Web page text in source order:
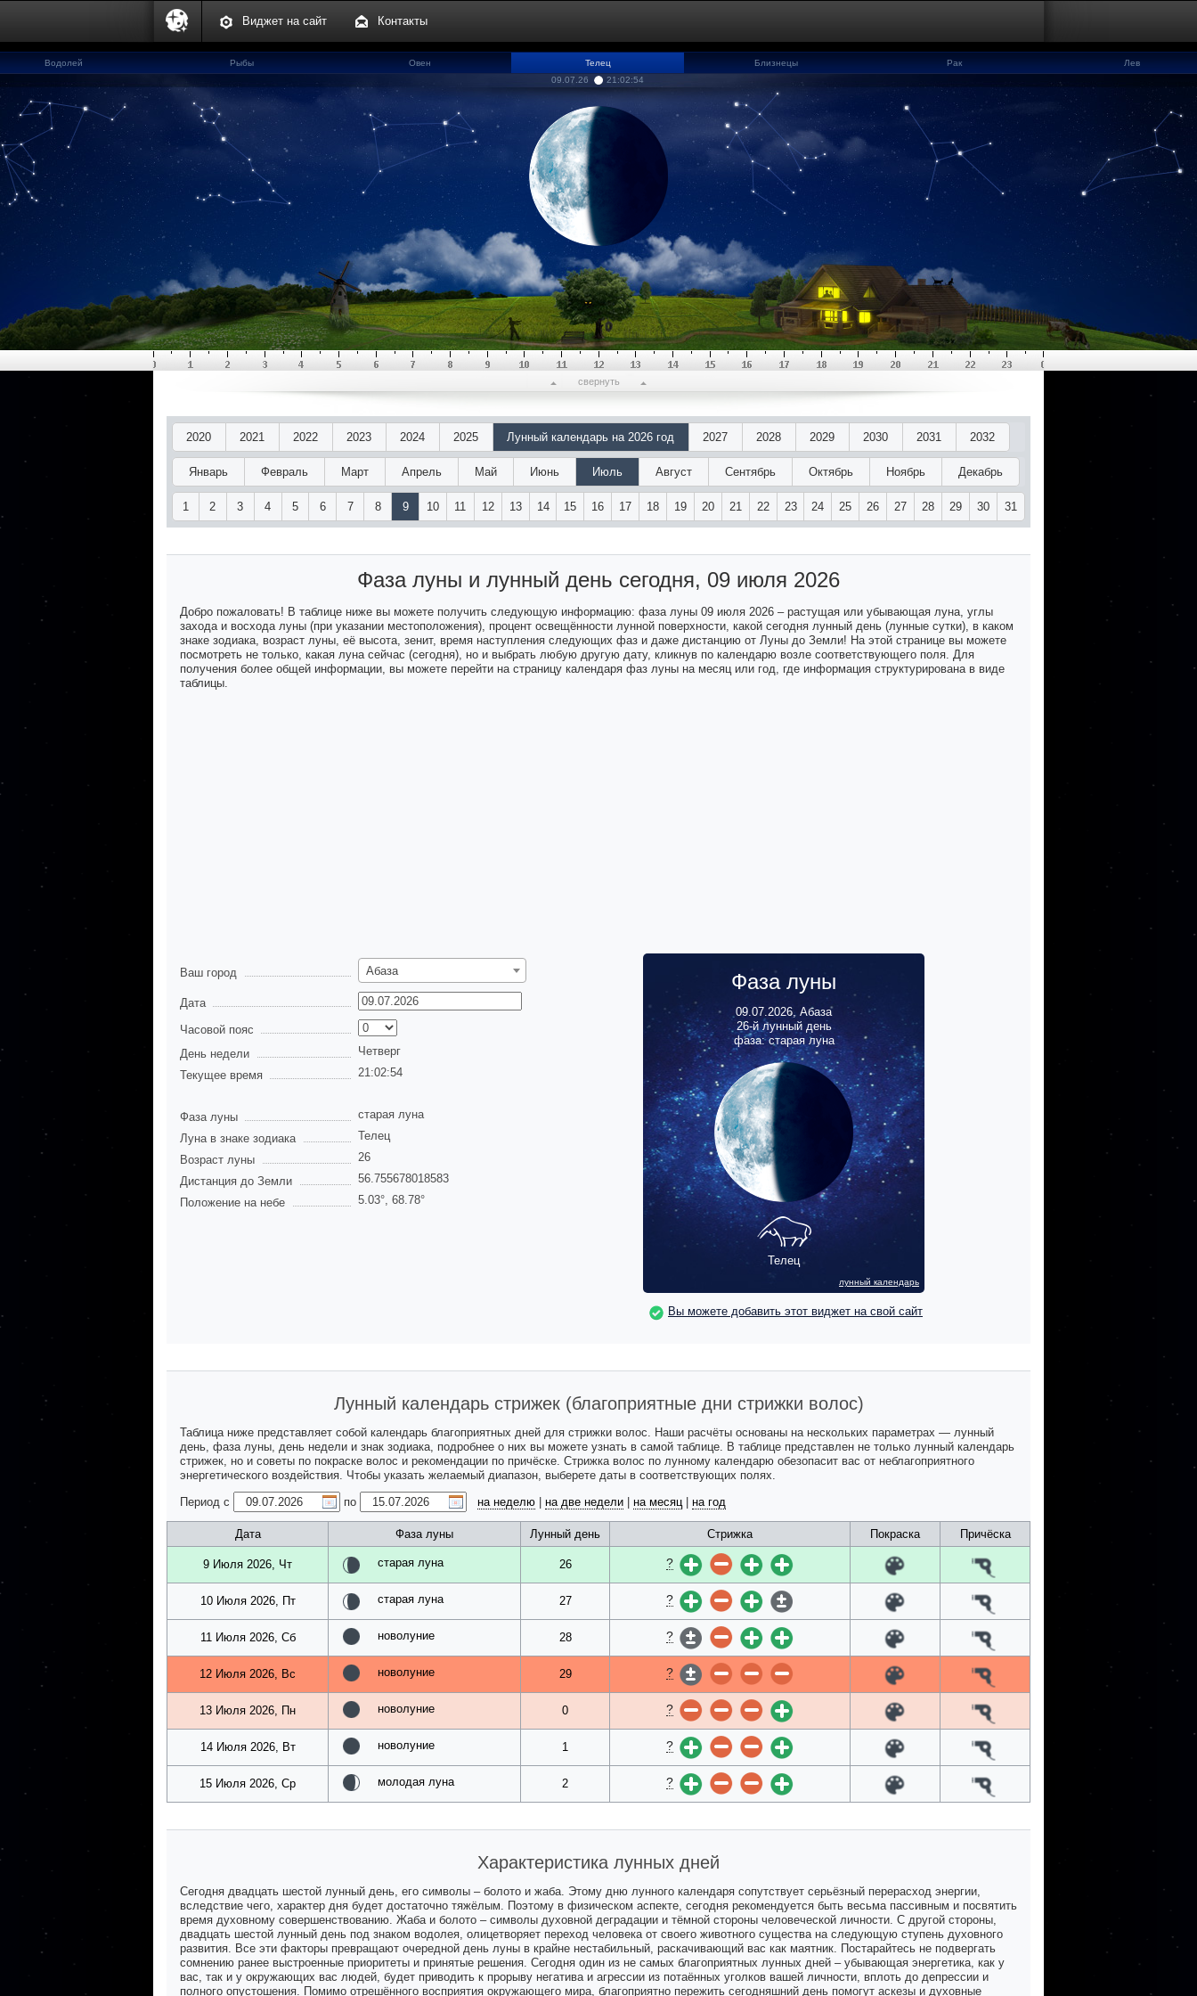
Виджет на сайт Контакты
Водолей Рыбы Овен
Телец
09.07.26
21:02:55
Близнецы Рак Лев
свернуть
2020 2021 2022 2023 2024 2025 Лунный календарь на 2026 год 2027 2028 2029 2030 2031 2032
Январь Февраль Март Апрель Май Июнь Июль Август Сентябрь Октябрь Ноябрь Декабрь
1 2 3 4 5 6 7 8 9 10 11 12 13 14 15 16 17 18 19 20 21 22 23 24 25 26 27 28 29 30 31
Фаза луны и лунный день сегодня, 09 июля 2026
Добро пожаловать! В таблице ниже вы можете получить следующую информацию: фаза луны 09 июля 2026 – растущая или убывающая луна, углы
захода и восхода луны (при указании местоположения), процент освещённости лунной поверхности, какой сегодня лунный день (лунные сутки), в каком
знаке зодиака, возраст луны, её высота, зенит, время наступления следующих фаз и даже дистанцию от Луны до Земли! На этой странице вы можете
посмотреть не только, какая луна сейчас (сегодня), но и выбрать любую другую дату, кликнув по календарю возле соответствующего поля. Для
получения более общей информации, вы можете перейти на страницу календаря фаз луны на месяц или год, где информация структурирована в виде
таблицы.
Ваш город Абаза
Дата
Часовой пояс
День недели
Четверг
Текущее время
21:02:55
Фаза луны
старая луна
Луна в знаке зодиака
Телец
Возраст луны
26
Дистанция до Земли
56.755678018583
Положение на небе
5.03°, 68.78°
Фаза луны
09.07.2026, Абаза
26-й лунный день
фаза: старая луна
Телец
лунный календарь
Вы можете добавить этот виджет на свой сайт
Лунный календарь стрижек (благоприятные дни стрижки волос)
Таблица ниже представляет собой календарь благоприятных дней для стрижки волос. Наши расчёты основаны на нескольких параметрах — лунный
день, фаза луны, день недели и знак зодиака, подробнее о них вы можете узнать в самой таблице. В таблице представлен не только лунный календарь
стрижек, но и советы по покраске волос и рекомендации по причёске. Стрижка волос по лунному календарю обезопасит вас от неблагоприятного
энергетического воздействия. Чтобы указать желаемый диапазон, выберете даты в соответствующих полях.
Период с
по на неделю на две недели на месяц| на год
Дата Фаза луны Лунный день Стрижка Покраска Причёска
9 Июля 2026, Чт старая луна 26 ?
10 Июля 2026, Пт старая луна 27 ?
11 Июля 2026, Сб новолуние 28 ?
12 Июля 2026, Вс новолуние 29 ?
13 Июля 2026, Пн новолуние 0 ?
14 Июля 2026, Вт новолуние 1 ?
15 Июля 2026, Ср молодая луна 2 ?
Характеристика лунных дней
Сегодня двадцать шестой лунный день, его символы – болото и жаба. Этому дню лунного календаря сопутствует серьёзный перерасход энергии,
вследствие чего, характер дня будет достаточно тяжёлым. Поэтому в физическом аспекте, сегодня рекомендуется быть весьма пассивным и посвятить
время духовному совершенствованию. Жаба и болото – символы духовной деградации и тёмной стороны человеческой личности. С другой стороны,
двадцать шестой лунный день под знаком водолея, олицетворяет переход человека от своего животного существа на следующую ступень духовного
развития. Все эти факторы превращают очередной день луны в крайне нестабильный, раскачивающий вас как маятник. Постарайтесь не подвергать
сомнению ранее выстроенные приоритеты и принятые решения. Сегодня один из не самых благоприятных лунных дней – убывающая энергетика, как у
вас, так и у окружающих вас людей, будет приводить к прорыву негатива и агрессии из потаённых уголков вашей личности, вплоть до депрессии и
полного опустошения. Помимо отрешённого восприятия окружающего мира, благоприятно пережить сегодняшний день помогут аскезы и духовные